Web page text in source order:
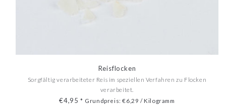
Reisflocken
Sorgfältig verarbeiteter Reis im speziellen Verfahren zu Flocken
verarbeitet.
€4,95 * Grundpreis: €6,29 / Kilogramm